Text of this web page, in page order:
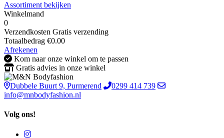
Assortiment bekijken
Winkelmand
0
Verzendkosten Gratis verzending
Totaalbedrag €0.00
Afrekenen
Kom naar onze winkel om te passen
Gratis advies in onze winkel
Dubbele Buurt 9, Purmerend
0299 414 739
info@mnbodyfashion.nl
Volg ons!